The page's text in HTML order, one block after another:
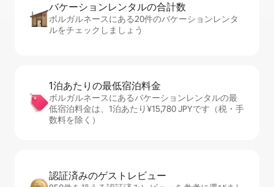
バケーションレ⁠ン⁠タ⁠ル⁠の合⁠計⁠数
ボルガルネースにある20件のバケーションレンタ
ルをチェックしましょう
1泊あたりの最⁠低⁠宿⁠泊⁠料⁠金
ボルガルネースにあるバケーションレンタルの最
低宿泊料金は、1泊あたり¥15,780 JPYです（税・手
数料を除く）
認証済みのゲ⁠ス⁠ト⁠レ⁠ビ⁠ュ⁠ー